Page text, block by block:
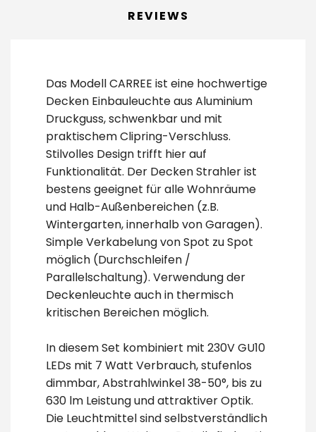
REVIEWS
Das Modell CARREE ist eine hochwertige
Decken Einbauleuchte aus Aluminium
Druckguss, schwenkbar und mit
praktischem Clipring-Verschluss.
Stilvolles Design trifft hier auf
Funktionalität. Der Decken Strahler ist
bestens geeignet für alle Wohnräume
und Halb-Außenbereichen (z.B.
Wintergarten, innerhalb von Garagen).
Simple Verkabelung von Spot zu Spot
möglich (Durchschleifen /
Parallelschaltung). Verwendung der
Deckenleuchte auch in thermisch
kritischen Bereichen möglich.
In diesem Set kombiniert mit 230V GU10
LEDs mit 7 Watt Verbrauch, stufenlos
dimmbar, Abstrahlwinkel 38-50°, bis zu
630 lm Leistung und attraktiver Optik.
Die Leuchtmittel sind selbstverständlich